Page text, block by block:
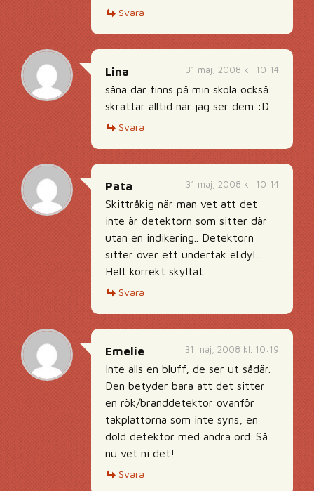
Svara
31 maj, 2008 kl. 10:14
Lina
såna där finns på min skola också.
skrattar alltid när jag ser dem :D
Svara
31 maj, 2008 kl. 10:14
Pata
Skittråkig när man vet att det
inte är detektorn som sitter där
utan en indikering.. Detektorn
sitter över ett undertak el.dyl..
Helt korrekt skyltat.
Svara
31 maj, 2008 kl. 10:19
Emelie
Inte alls en bluff, de ser ut sådär.
Den betyder bara att det sitter
en rök/branddetektor ovanför
takplattorna som inte syns, en
dold detektor med andra ord. Så
nu vet ni det!
Svara